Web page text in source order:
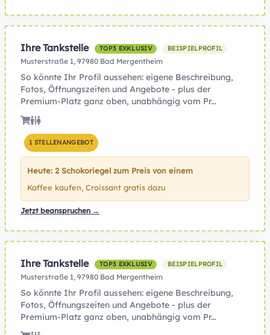
Ihre Tankstelle TOP3 EXKLUSIV BEISPIELPROFIL
Musterstraße 1, 97980 Bad Mergentheim
So könnte Ihr Profil aussehen: eigene Beschreibung,
Fotos, Öffnungszeiten und Angebote - plus der
Premium-Platz ganz oben, unabhängig vom Pr...
1 STELLENANGEBOT
Heute: 2 Schokoriegel zum Preis von einem
Kaffee kaufen, Croissant gratis dazu
Jetzt beanspruchen →
Ihre Tankstelle TOP3 EXKLUSIV BEISPIELPROFIL
Musterstraße 1, 97980 Bad Mergentheim
So könnte Ihr Profil aussehen: eigene Beschreibung,
Fotos, Öffnungszeiten und Angebote - plus der
Premium-Platz ganz oben, unabhängig vom Pr...